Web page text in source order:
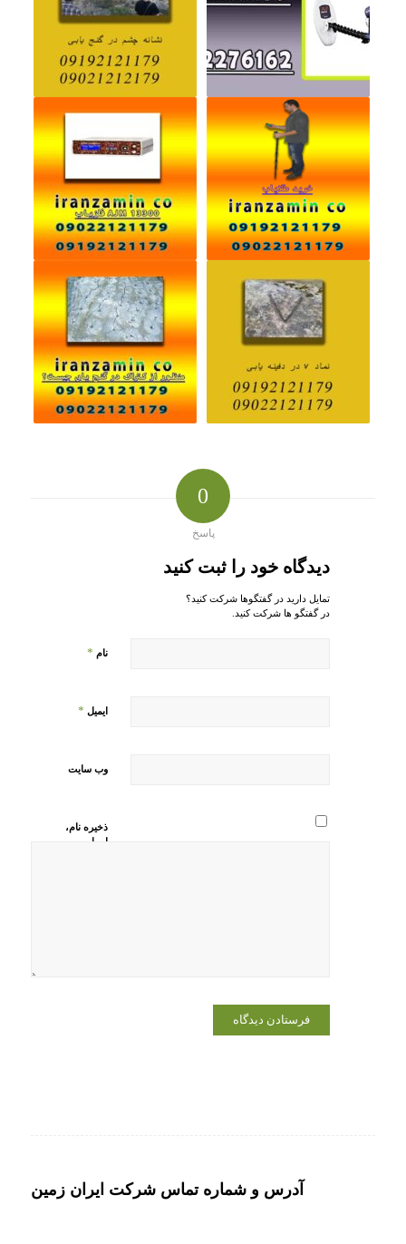
0
پاسخ
دیدگاه خود را ثبت کنید
تمایل دارید در گفتگوها شرکت کنید؟
در گفتگو ها شرکت کنید.
نام *
ایمیل *
وب‌ سایت
ذخیره نام،
ایمیل و
آدرس و شماره تماس شرکت ایران زمین